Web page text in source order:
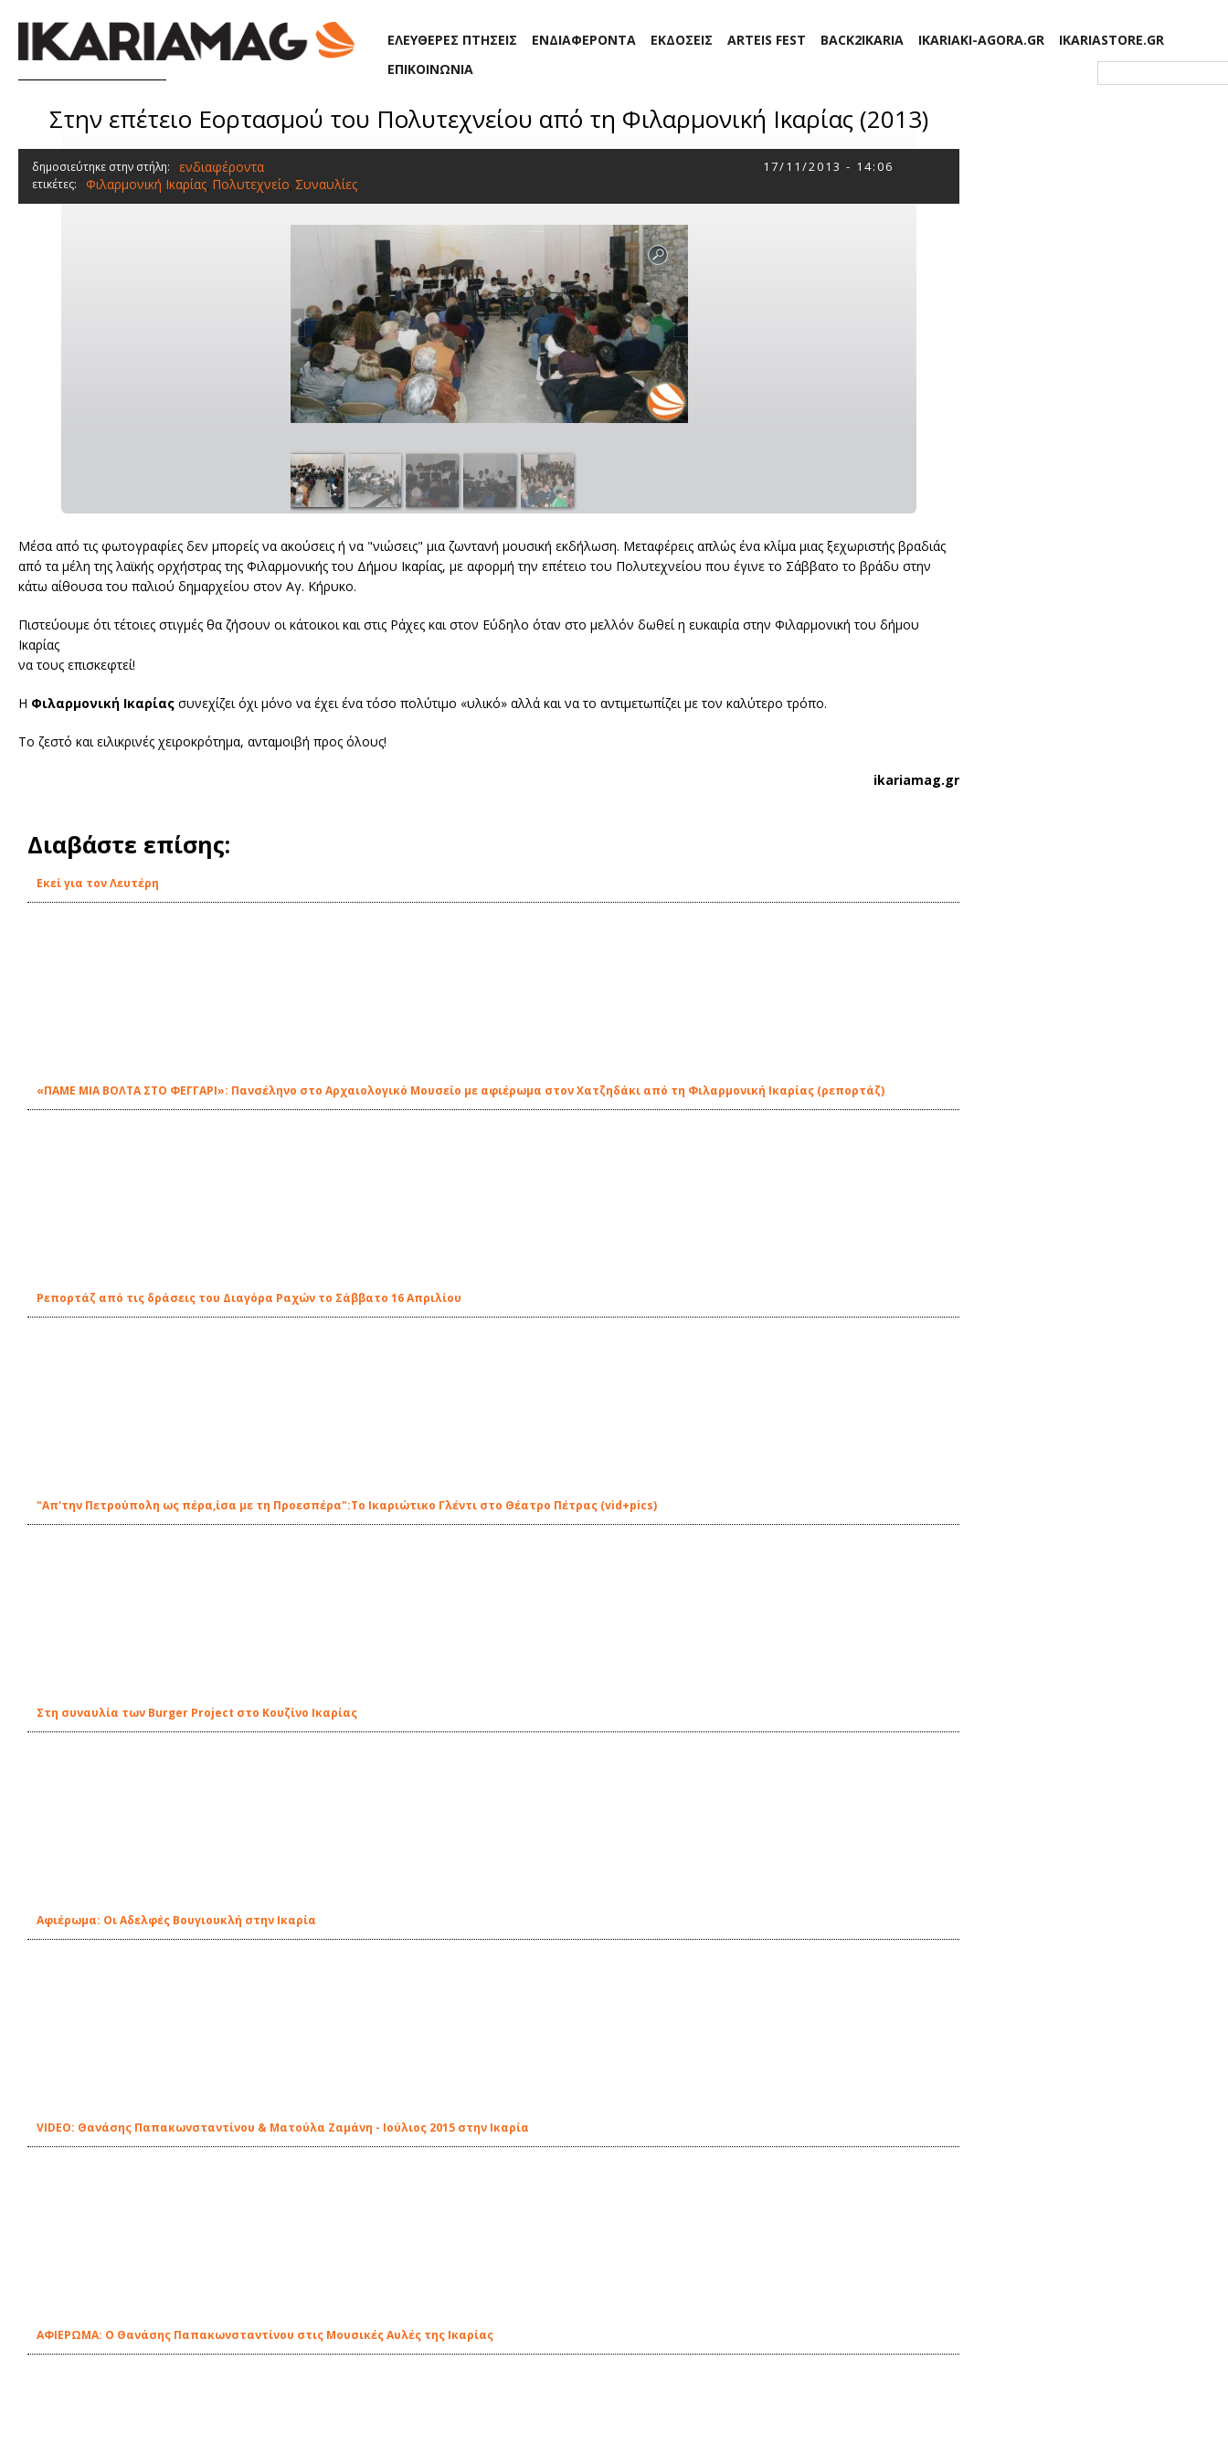
ΕΛΕΥΘΕΡΕΣ ΠΤΗΣΕΙΣ ΕΝΔΙΑΦΕΡΟΝΤΑ ΕΚΔΟΣΕΙΣ ARTEIS FEST BACK2IKARIA IKARIAKI-AGORA.GR
IKARIASTORE.GR
ΕΠΙΚΟΙΝΩΝΙΑ
Στην επέτειο Εορτασμού του Πολυτεχνείου από τη Φιλαρμονική Ικαρίας (2013)
δημοσιεύτηκε στην στήλη: ενδιαφέροντα 17/11/2013 - 14:06
ετικέτες: Φιλαρμονική Ικαρίας, Πολυτεχνείο, Συναυλίες
Μέσα από τις φωτογραφίες δεν μπορείς να ακούσεις ή να "νιώσεις" μια ζωντανή μουσική εκδήλωση. Μεταφέρεις απλώς ένα κλίμα μιας ξεχωριστής βραδιάς
από τα μέλη της λαϊκής ορχήστρας της Φιλαρμονικής του Δήμου Ικαρίας, με αφορμή την επέτειο του Πολυτεχνείου που έγινε το Σάββατο το βράδυ στην
κάτω αίθουσα του παλιού δημαρχείου στον Αγ. Κήρυκο.
Πιστεύουμε ότι τέτοιες στιγμές θα ζήσουν οι κάτοικοι και στις Ράχες και στον Εύδηλο όταν στο μελλόν δωθεί η ευκαιρία στην Φιλαρμονική του δήμου
Ικαρίας
να τους επισκεφτεί!
Η Φιλαρμονική Ικαρίας συνεχίζει όχι μόνο να έχει ένα τόσο πολύτιμο «υλικό» αλλά και να το αντιμετωπίζει με τον καλύτερο τρόπο.
Το ζεστό και ειλικρινές χειροκρότημα, ανταμοιβή προς όλους!
ikariamag.gr
Διαβάστε επίσης:
Εκεί για τον Λευτέρη
«ΠΑΜΕ ΜΙΑ ΒΟΛΤΑ ΣΤΟ ΦΕΓΓΑΡΙ»: Πανσέληνο στο Αρχαιολογικό Μουσείο με αφιέρωμα στον Χατζηδάκι από τη Φιλαρμονική Ικαρίας (ρεπορτάζ)
Ρεπορτάζ από τις δράσεις του Διαγόρα Ραχών το Σάββατο 16 Απριλίου
"Απ'την Πετρούπολη ως πέρα,ίσα με τη Προεσπέρα":Το Ικαριώτικο Γλέντι στο Θέατρο Πέτρας (vid+pics)
Στη συναυλία των Burger Project στο Κουζίνο Ικαρίας
Αφιέρωμα: Οι Αδελφές Βουγιουκλή στην Ικαρία
VIDEO: Θανάσης Παπακωνσταντίνου & Ματούλα Ζαμάνη - Ιούλιος 2015 στην Ικαρία
ΑΦΙΕΡΩΜΑ: Ο Θανάσης Παπακωνσταντίνου στις Μουσικές Αυλές της Ικαρίας